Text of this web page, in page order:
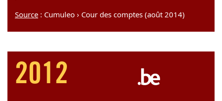
Source : Cumuleo › Cour des comptes (août 2014)
2012